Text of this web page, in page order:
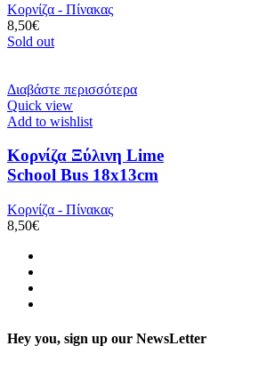
Κορνίζα - Πίνακας
8,50€
Sold out
Διαβάστε περισσότερα
Quick view
Add to wishlist
Κορνίζα Ξύλινη Lime
School Bus 18x13cm
Κορνίζα - Πίνακας
8,50€
Hey you, sign up our NewsLetter